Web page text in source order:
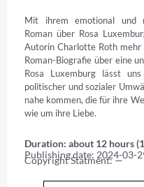
Mit ihrem emotional und
Roman über Rosa
Autorin Charlotte Roth mehr
Roman-Biografie über eine
Rosa Luxemburg lässt
politischer und sozialer
nahe kommen, die für ihre
wie um ihre Liebe.
Duration: about 12 hours
Publishing date: 2024-03-
Copyright Statment: —